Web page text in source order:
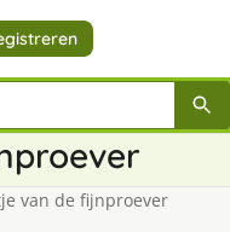
van de fijnproever